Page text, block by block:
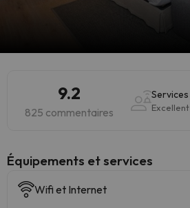
9.2
825 commentaires
Services
Excellent
​Équipements et services
Wifi et Internet